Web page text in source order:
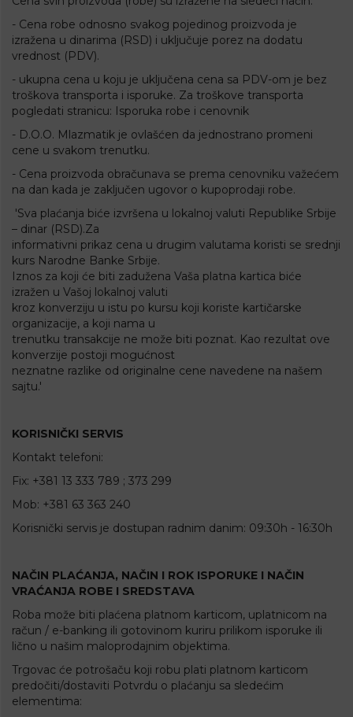
- Cena robe odnosno svakog pojedinog proizvoda je
izražena u dinarima (RSD) i uključuje porez na dodatu
vrednost (PDV).
- ukupna cena u koju je uključena cena sa PDV-om je bez
troškova transporta i isporuke. Za troškove transporta
pogledati stranicu:
Isporuka robe i cenovnik
- D.O.O. Mlazmatik je ovlašćen da jednostrano promeni
cene u svakom trenutku.
- Cena proizvoda obračunava se prema cenovniku važećem
na dan kada je zaključen ugovor o kupoprodaji robe.
'Sva plaćanja biće izvršena u lokalnoj valuti Republike Srbije
– dinar (RSD).Za
informativni prikaz cena u drugim valutama koristi se srednji
kurs Narodne Banke Srbije.
Iznos za koji će biti zadužena Vaša platna kartica biće
izražen u Vašoj lokalnoj valuti
kroz konverziju u istu po kursu koji koriste kartičarske
organizacije, a koji nama u
trenutku transakcije ne može biti poznat. Kao rezultat ove
konverzije postoji mogućnost
neznatne razlike od originalne cene navedene na našem
sajtu.'
KORISNIČKI SERVIS
Kontakt telefoni:
Fix: +381 13 333 789 ; 373 299
Mob: +381 63 363 240
Korisnički servis je dostupan radnim danim: 09:30h - 16:30h
NAČIN PLAĆANJA, NAČIN I ROK ISPORUKE I NAČIN
VRAĆANJA ROBE I SREDSTAVA
Roba može biti plaćena platnom karticom, uplatnicom na
račun / e-banking ili gotovinom kuriru prilikom isporuke ili
lično u našim maloprodajnim objektima.
Trgovac će potrošaču koji robu plati platnom karticom
predočiti/dostaviti Potvrdu o plaćanju sa sledećim
elementima: